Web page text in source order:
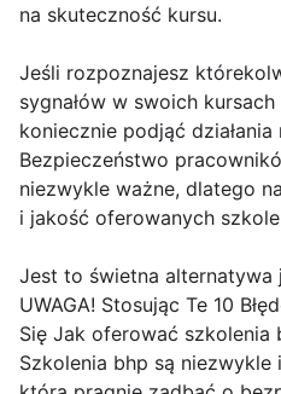
na skuteczność kursu.
Jeśli rozpoznajesz
sygnałów w swoich
koniecznie podjąć działania
Bezpieczeństwo
niezwykle ważne, dlatego
i jakość oferowanych
Jest to świetna alternatywa
UWAGA! Stosując Te 10
Się Jak oferować szkolenia
Szkolenia bhp są